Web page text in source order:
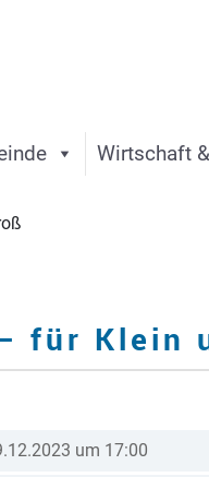
Wirtschaft
für Klein
um 17:00